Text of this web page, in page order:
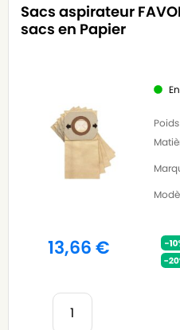
Sacs aspirateur
sacs en Papier
Poids
13,66€